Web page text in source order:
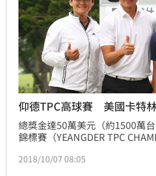
仰德TPC高球賽 美國卡特
總獎金達50萬美元（約1500萬
錦標賽（YEANGDER TPC
決賽，美國選手卡特林（John
2018/10/07 08:05